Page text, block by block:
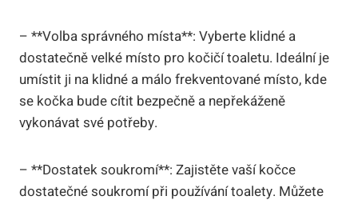
– **Volba správného místa**: Vyberte klidné a
dostatečně velké místo pro kočičí toaletu. Ideální je
umístit ji na klidné a málo frekventované místo, kde
se kočka bude cítit bezpečně a nepřekáženě
vykonávat své potřeby.
– **Dostatek soukromí**: Zajistěte vaší kočce
dostatečné soukromí při používání toalety. Můžete